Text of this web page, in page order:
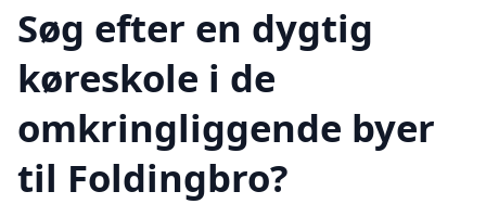
Søg efter en dygtig
køreskole i de
omkringliggende byer
til Foldingbro?